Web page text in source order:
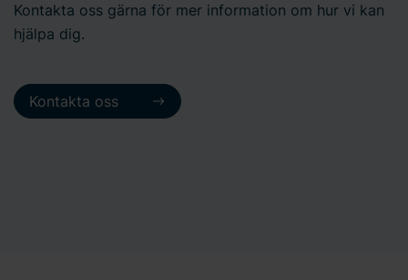
Kontakta oss gärna för mer information om hur vi kan
hjälpa dig.
Kontakta oss